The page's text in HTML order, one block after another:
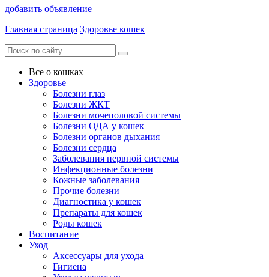
добавить объявление
Главная страница Здоровье кошек
Все о кошках
Здоровье
Болезни глаз
Болезни ЖКТ
Болезни мочеполовой системы
Болезни ОДА у кошек
Болезни органов дыхания
Болезни сердца
Заболевания нервной системы
Инфекционные болезни
Кожные заболевания
Прочие болезни
Диагностика у кошек
Препараты для кошек
Роды кошек
Воспитание
Уход
Аксессуары для ухода
Гигиена